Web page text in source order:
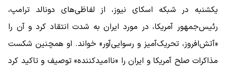
یکشنبه در شبکه اسکای نیوز، از لفاظی‌های دونالد ترامپ،
رئیس‌جمهور آمریکا، در مورد ایران به شدت انتقاد کرد و آن را
«آتش‌افروز، تحریک‌آمیز و رسوایی‌آور» خواند. او همچنین شکست
مذاکرات صلح آمریکا و ایران را «ناامیدکننده» توصیف و تاکید کرد